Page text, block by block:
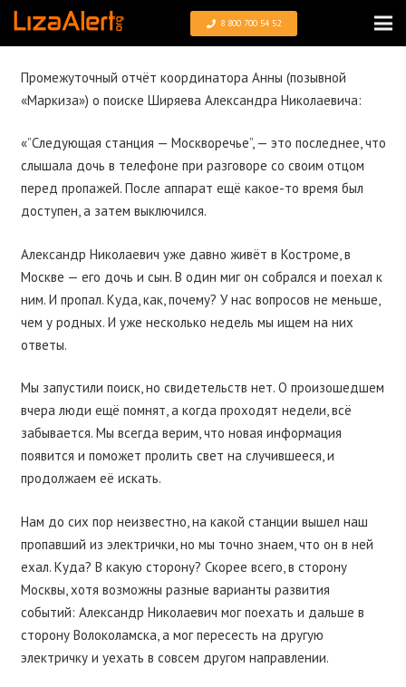
8 800 700 54 52
Промежуточный отчёт координатора Анны (позывной
«Маркиза») о поиске Ширяева Александра Николаевича:
«”Следующая станция — Москворечье”, — это последнее, что
слышала дочь в телефоне при разговоре со своим отцом
перед пропажей. После аппарат ещё какое-то время был
доступен, а затем выключился.
Александр Николаевич уже давно живёт в Костроме, в
Москве — его дочь и сын. В один миг он собрался и поехал к
ним. И пропал. Куда, как, почему? У нас вопросов не меньше,
чем у родных. И уже несколько недель мы ищем на них
ответы.
Мы запустили поиск, но свидетельств нет. О произошедшем
вчера люди ещё помнят, а когда проходят недели, всё
забывается. Мы всегда верим, что новая информация
появится и поможет пролить свет на случившееся, и
продолжаем её искать.
Нам до сих пор неизвестно, на какой станции вышел наш
пропавший из электрички, но мы точно знаем, что он в ней
ехал. Куда? В какую сторону? Скорее всего, в сторону
Москвы, хотя возможны разные варианты развития
событий: Александр Николаевич мог поехать и дальше в
сторону Волоколамска, а мог пересесть на другую
электричку и уехать в совсем другом направлении.